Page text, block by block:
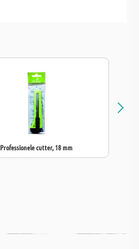
Professionele cutter, 18 mm